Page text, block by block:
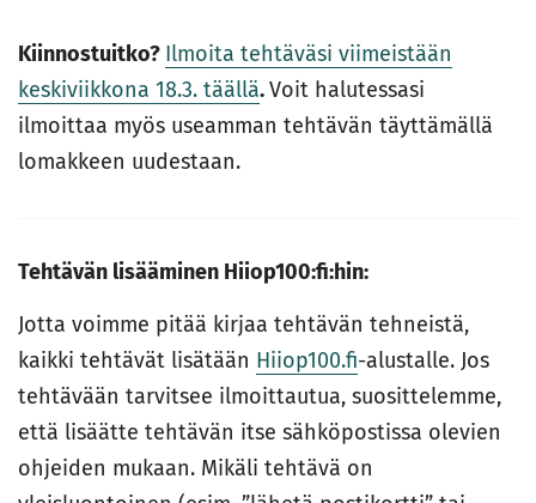
Kiinnostuitko? Ilmoita tehtäväsi viimeistään
keskiviikkona 18.3. täällä.Voit halutessasi
ilmoittaa myös useamman tehtävän täyttämällä
lomakkeen uudestaan.
Tehtävän lisääminen Hiiop100:fi:hin:
Jotta voimme pitää kirjaa tehtävän tehneistä,
kaikki tehtävät lisätään Hiiop100.fi-alustalle. Jos
tehtävään tarvitsee ilmoittautua, suosittelemme,
että lisäätte tehtävän itse sähköpostissa olevien
ohjeiden mukaan. Mikäli tehtävä on